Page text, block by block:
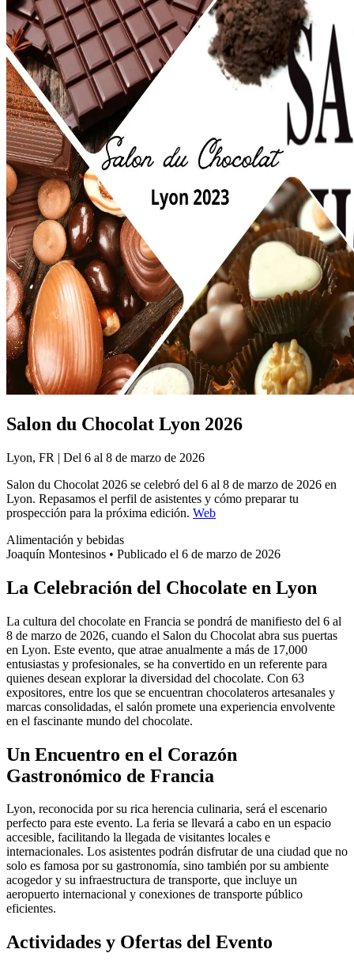
Salon du Chocolat Lyon 2026
Lyon, FR | Del 6 al 8 de marzo de 2026
Salon du Chocolat 2026 se celebró del 6 al 8 de marzo de 2026 en
Lyon. Repasamos el perfil de asistentes y cómo preparar tu
prospección para la próxima edición. Web
Alimentación y bebidas
Joaquín Montesinos • Publicado el 6 de marzo de 2026
La Celebración del Chocolate en Lyon
La cultura del chocolate en Francia se pondrá de manifiesto del 6 al
8 de marzo de 2026, cuando el Salon du Chocolat abra sus puertas
en Lyon. Este evento, que atrae anualmente a más de 17,000
entusiastas y profesionales, se ha convertido en un referente para
quienes desean explorar la diversidad del chocolate. Con 63
expositores, entre los que se encuentran chocolateros artesanales y
marcas consolidadas, el salón promete una experiencia envolvente
en el fascinante mundo del chocolate.
Un Encuentro en el Corazón
Gastronómico de Francia
Lyon, reconocida por su rica herencia culinaria, será el escenario
perfecto para este evento. La feria se llevará a cabo en un espacio
accesible, facilitando la llegada de visitantes locales e
internacionales. Los asistentes podrán disfrutar de una ciudad que no
solo es famosa por su gastronomía, sino también por su ambiente
acogedor y su infraestructura de transporte, que incluye un
aeropuerto internacional y conexiones de transporte público
eficientes.
Actividades y Ofertas del Evento